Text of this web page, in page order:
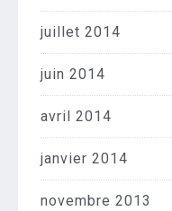
juillet 2014
juin 2014
avril 2014
janvier 2014
novembre 2013